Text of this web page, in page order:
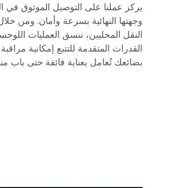
يركز عملنا على التوصيل الموثوق
وجهتها النهائية بسرعة وأمان. ومن
النقل المحليين، ننسق العمليات
القدرات المتقدمة للتتبع إمكانية
بضائعك تُعامل بعناية فائقة حتى باب